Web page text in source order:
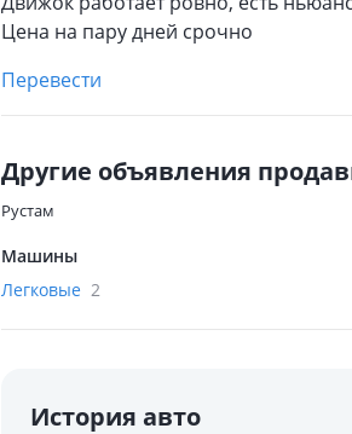
Цена на пару дней срочно
Перевести
Другие объявления
Рустам
Машины
Легковые 2
История авто